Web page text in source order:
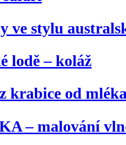
ve stylu
lodě – koláž
krabice od
– malování